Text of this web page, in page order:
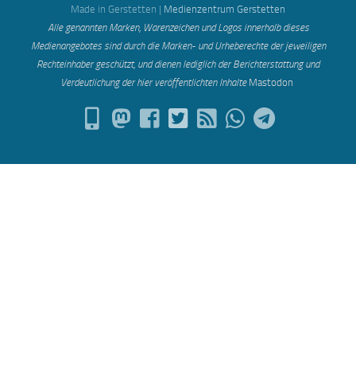
Made in Gerstetten | Medienzentrum Gerstetten
Alle genannten Marken, Warenzeichen und Logos innerhalb dieses
Medienangebotes sind durch die Marken- und Urheberechte der jeweiligen
Rechteinhaber geschützt, und dienen lediglich der Berichterstattung und
Verdeutlichung der hier veröffentlichten Inhalte Mastodon